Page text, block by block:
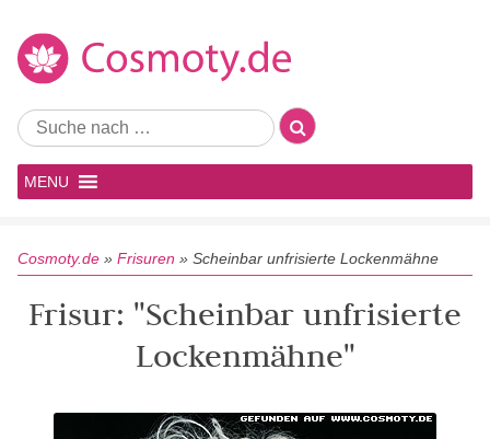
MENU
Cosmoty.de » Frisuren » Scheinbar unfrisierte Lockenmähne
Frisur: "Scheinbar unfrisierte
Lockenmähne"